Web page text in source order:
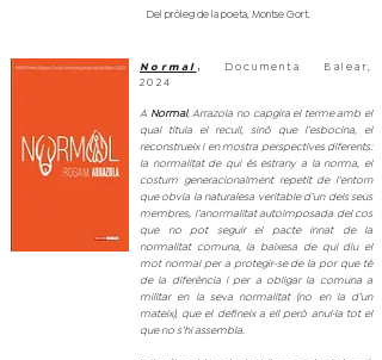
Del pròleg de la poeta, Montse Gort.
Normal ,
Documenta Balear,
2024
A Normal, Arrazola no capgira el terme amb el
qual titula el recull, sinó que l’esbocina, el
reconstrueix i en mostra perspectives diferents:
la normalitat de qui és estrany a la norma, el
costum generacionalment repetit de l’entorn
que obvia la naturalesa veritable d’un dels seus
membres, l’anormalitat autoimposada del cos
que no pot seguir el pacte innat de la
normalitat comuna, la baixesa de qui diu el
mot normal per a protegir-se de la por que té
de la diferència i per a obligar la comuna a
militar en la seva normalitat (no en la d’un
mateix), que el defineix a ell però anul·la tot el
que no s’hi assembla.